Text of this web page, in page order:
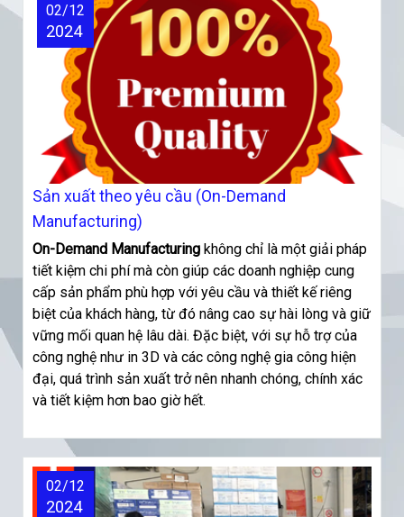
Sản xuất theo yêu cầu (On-Demand
Manufacturing)
02/12
2024
On-Demand Manufacturing không chỉ là một giải pháp
tiết kiệm chi phí mà còn giúp các doanh nghiệp cung
cấp sản phẩm phù hợp với yêu cầu và thiết kế riêng
biệt của khách hàng, từ đó nâng cao sự hài lòng và giữ
vững mối quan hệ lâu dài. Đặc biệt, với sự hỗ trợ của
công nghệ như in 3D và các công nghệ gia công hiện
đại, quá trình sản xuất trở nên nhanh chóng, chính xác
và tiết kiệm hơn bao giờ hết.
02/12
2024